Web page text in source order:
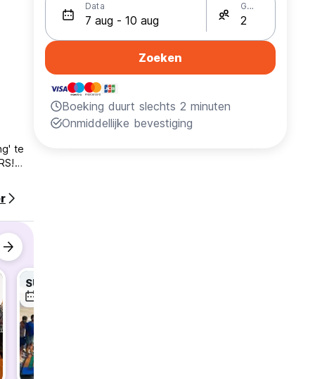
te
Data Gasten
Zoeken
Boeking duurt slechts 2 minuten
Onmiddellijke bevestiging